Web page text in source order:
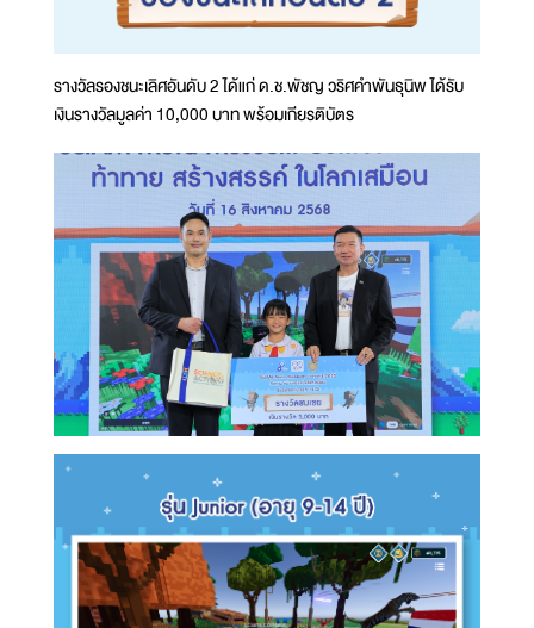
รางวัลรองชนะเลิศอันดับ 2 ได้แก่ ด.ช.พัชญ วริศคำพันธุนิพ ได้รับ
เงินรางวัลมูลค่า 10,000 บาท พร้อมเกียรติบัตร